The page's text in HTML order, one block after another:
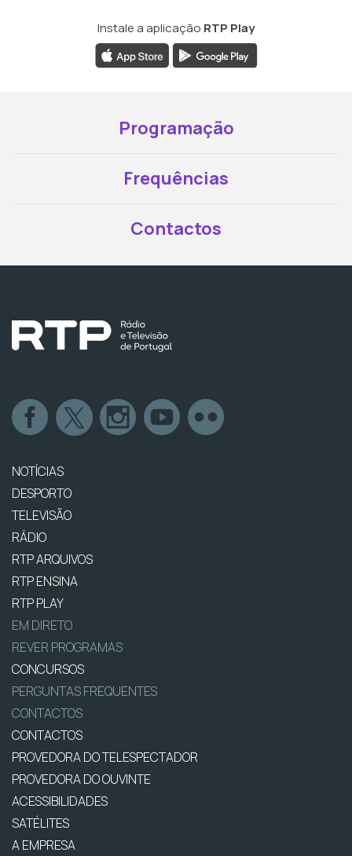
Instale a aplicação RTP Play
Programação
Frequências
Contactos
NOTÍCIAS
DESPORTO
TELEVISÃO
RÁDIO
RTP ARQUIVOS
RTP ENSINA
RTP PLAY
EM DIRETO
REVER PROGRAMAS
CONCURSOS
PERGUNTAS FREQUENTES
CONTACTOS
CONTACTOS
PROVEDORA DO TELESPECTADOR
PROVEDORA DO OUVINTE
ACESSIBILIDADES
SATÉLITES
A EMPRESA